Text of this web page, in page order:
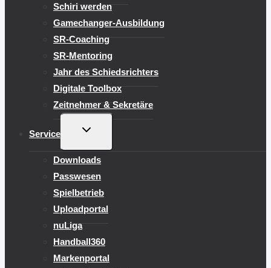
Schiri werden
Gamechanger-Ausbildung
SR-Coaching
SR-Mentoring
Jahr des Schiedsrichters
Digitale Toolbox
Zeitnehmer & Sekretäre
Service
UNTERMENÜ
Downloads
Passwesen
Spielbetrieb
Uploadportal
nuLiga
Handball360
Markenportal